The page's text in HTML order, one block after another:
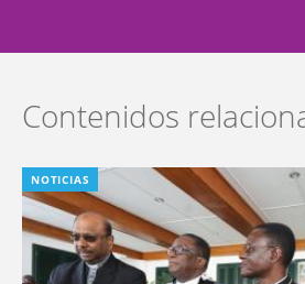
Contenidos
NOTICIAS